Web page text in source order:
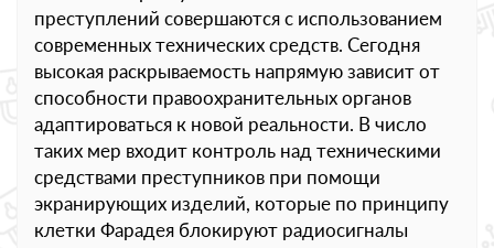
преступлений совершаются с использованием
современных технических средств. Сегодня
высокая раскрываемость напрямую зависит от
способности правоохранительных органов
адаптироваться к новой реальности. В число
таких мер входит контроль над техническими
средствами преступников при помощи
экранирующих изделий, которые по принципу
клетки Фарадея блокируют радиосигналы